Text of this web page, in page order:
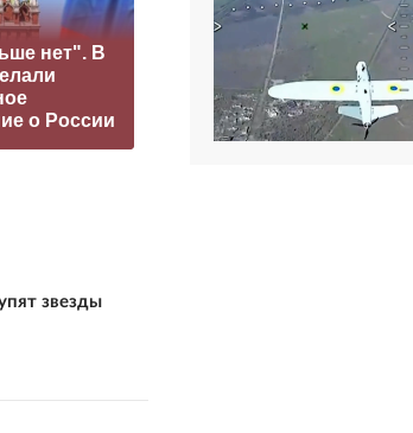
нет". В
о России
«Это конец всего»:
Захарова
прокомментировал
а фестиваль в
Юрмале
звезды